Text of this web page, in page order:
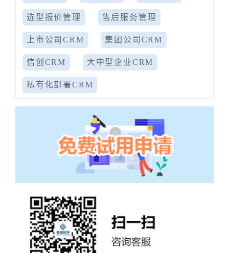
选型报价管理 售后服务管理
上市公司CRM 集团公司CRM
信创CRM 大中型企业CRM
私有化部署CRM